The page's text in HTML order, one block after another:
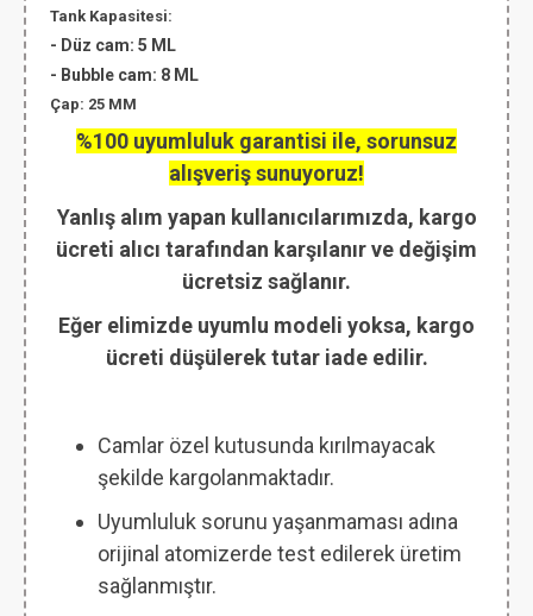
Tank Kapasitesi:
- Düz cam: 5 ML
- Bubble cam: 8 ML
Çap: 25 MM
%100 uyumluluk garantisi ile, sorunsuz
alışveriş sunuyoruz!
Yanlış alım yapan kullanıcılarımızda, kargo
ücreti alıcı tarafından karşılanır ve değişim
ücretsiz sağlanır.
Eğer elimizde uyumlu modeli yoksa, kargo
ücreti düşülerek tutar iade edilir.
Camlar özel kutusunda kırılmayacak
şekilde kargolanmaktadır.
Uyumluluk sorunu yaşanmaması adına
orijinal atomizerde test edilerek üretim
sağlanmıştır.